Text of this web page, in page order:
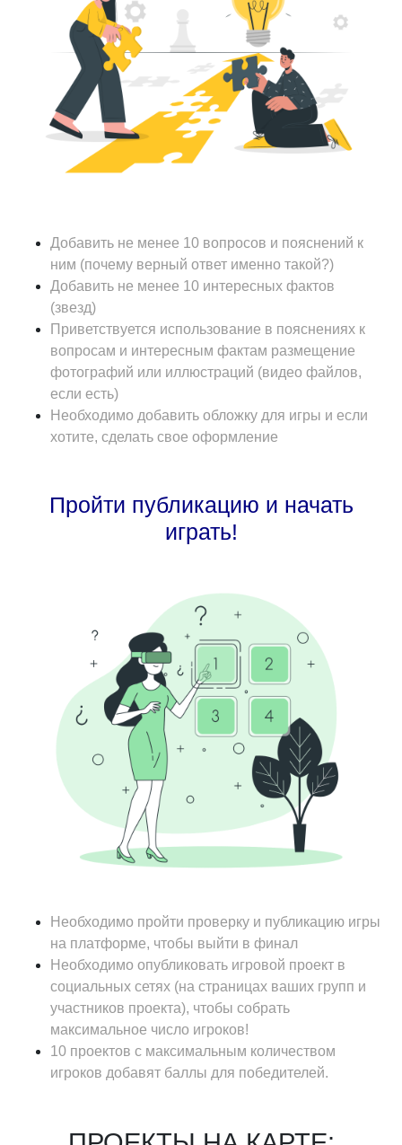
Добавить не менее 10 вопросов и пояснений к
ним (почему верный ответ именно такой?)
Добавить не менее 10 интересных фактов
(звезд)
Приветствуется использование в пояснениях к
вопросам и интересным фактам размещение
фотографий или иллюстраций (видео файлов,
если есть)
Необходимо добавить обложку для игры и если
хотите, сделать свое оформление
Пройти публикацию и начать
играть!
Необходимо пройти проверку и публикацию игры
на платформе, чтобы выйти в финал
Необходимо опубликовать игровой проект в
социальных сетях (на страницах ваших групп и
участников проекта), чтобы собрать
максимальное число игроков!
10 проектов с максимальным количеством
игроков добавят баллы для победителей.